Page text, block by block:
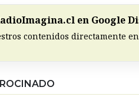
en Google
contenidos directamente